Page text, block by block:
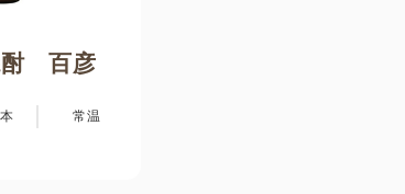
酎 百彦
本 常温